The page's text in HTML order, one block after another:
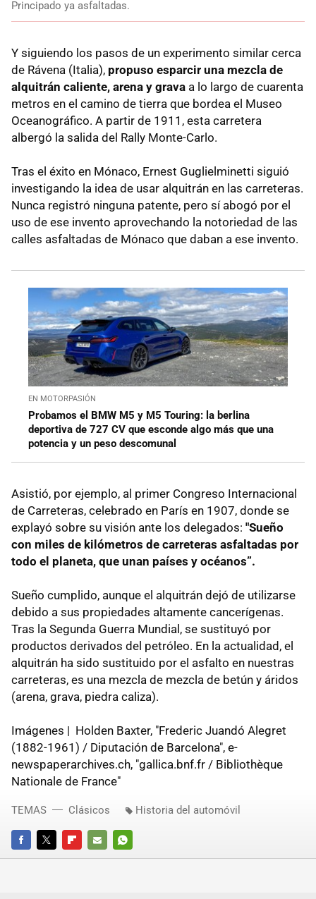
Principado ya asfaltadas.
Y siguiendo los pasos de un experimento similar cerca
de Rávena (Italia), propuso esparcir una mezcla de
alquitrán caliente, arena y grava a lo largo de cuarenta
metros en el camino de tierra que bordea el Museo
Oceanográfico. A partir de 1911, esta carretera
albergó la salida del Rally Monte-Carlo.
Tras el éxito en Mónaco, Ernest Guglielminetti siguió
investigando la idea de usar alquitrán en las carreteras.
Nunca registró ninguna patente, pero sí abogó por el
uso de ese invento aprovechando la notoriedad de las
calles asfaltadas de Mónaco que daban a ese invento.
EN MOTORPASIÓN
Probamos el BMW M5 y M5 Touring: la berlina
deportiva de 727 CV que esconde algo más que una
potencia y un peso descomunal
Asistió, por ejemplo, al primer Congreso Internacional
de Carreteras, celebrado en París en 1907, donde se
explayó sobre su visión ante los delegados: "Sueño
con miles de kilómetros de carreteras asfaltadas por
todo el planeta, que unan países y océanos”.
Sueño cumplido, aunque el alquitrán dejó de utilizarse
debido a sus propiedades altamente cancerígenas.
Tras la Segunda Guerra Mundial, se sustituyó por
productos derivados del petróleo. En la actualidad, el
alquitrán ha sido sustituido por el asfalto en nuestras
carreteras, es una mezcla de mezcla de betún y áridos
(arena, grava, piedra caliza).
Imágenes | Holden Baxter, "Frederic Juandó Alegret
(1882-1961) / Diputación de Barcelona", e-
newspaperarchives.ch, "gallica.bnf.fr / Bibliothèque
Nationale de France"
FACEBOOKTWITTERFLIPBOARD
E-
WHATSAPP
TEMAS Clásicos Historia del automóvil